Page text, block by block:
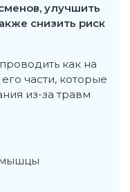
улучшить
снизить риск
как на
части, которые
из-за травм
мышцы